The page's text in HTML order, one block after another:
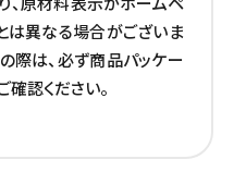
は異なる場合がございま
際は、必ず商品パッケー
認ください。